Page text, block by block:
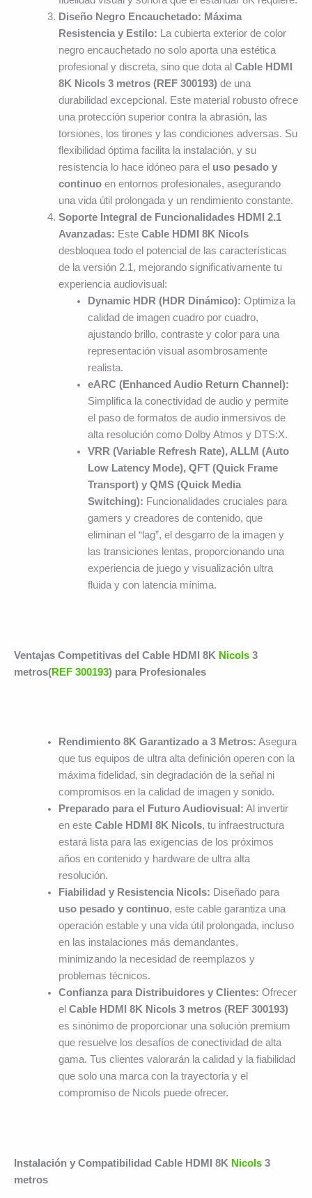
Diseño Negro Encauchetado: Máxima
Resistencia y Estilo: La cubierta exterior de color
negro encauchetado no solo aporta una estética
profesional y discreta, sino que dota al Cable HDMI
8K Nicols 3 metros (REF 300193)de una
durabilidad excepcional. Este material robusto ofrece
una protección superior contra la abrasión, las
torsiones, los tirones y las condiciones adversas. Su
flexibilidad óptima facilita la instalación, y su
resistencia lo hace idóneo para el uso pesado y
continuoen entornos profesionales, asegurando
una vida útil prolongada y un rendimiento constante.
Soporte Integral de Funcionalidades HDMI 2.1
Avanzadas: Este Cable HDMI 8K Nicols
desbloquea todo el potencial de las características
de la versión 2.1, mejorando significativamente tu
experiencia audiovisual:
Dynamic HDR (HDR Dinámico): Optimiza la
calidad de imagen cuadro por cuadro,
ajustando brillo, contraste y color para una
representación visual asombrosamente
realista.
eARC (Enhanced Audio Return Channel):
Simplifica la conectividad de audio y permite
el paso de formatos de audio inmersivos de
alta resolución como Dolby Atmos y DTS:X.
VRR (Variable Refresh Rate), ALLM (Auto
Low Latency Mode), QFT (Quick Frame
Transport) y QMS (Quick Media
Switching): Funcionalidades cruciales para
gamers y creadores de contenido, que
eliminan el “lag”, el desgarro de la imagen y
las transiciones lentas, proporcionando una
experiencia de juego y visualización ultra
fluida y con latencia mínima.
Ventajas Competitivas del Cable HDMI 8K Nicols 3
metros(REF 300193) para Profesionales
Rendimiento 8K Garantizado a 3 Metros: Asegura
que tus equipos de ultra alta definición operen con la
máxima fidelidad, sin degradación de la señal ni
compromisos en la calidad de imagen y sonido.
Preparado para el Futuro Audiovisual: Al invertir
en este Cable HDMI 8K Nicols, tu infraestructura
estará lista para las exigencias de los próximos
años en contenido y hardware de ultra alta
resolución.
Fiabilidad y Resistencia Nicols: Diseñado para
uso pesado y continuo, este cable garantiza una
operación estable y una vida útil prolongada, incluso
en las instalaciones más demandantes,
minimizando la necesidad de reemplazos y
problemas técnicos.
Confianza para Distribuidores y Clientes: Ofrecer
el Cable HDMI 8K Nicols 3 metros (REF 300193)
es sinónimo de proporcionar una solución premium
que resuelve los desafíos de conectividad de alta
gama. Tus clientes valorarán la calidad y la fiabilidad
que solo una marca con la trayectoria y el
compromiso de Nicols puede ofrecer.
Instalación y Compatibilidad Cable HDMI 8K Nicols 3
metros